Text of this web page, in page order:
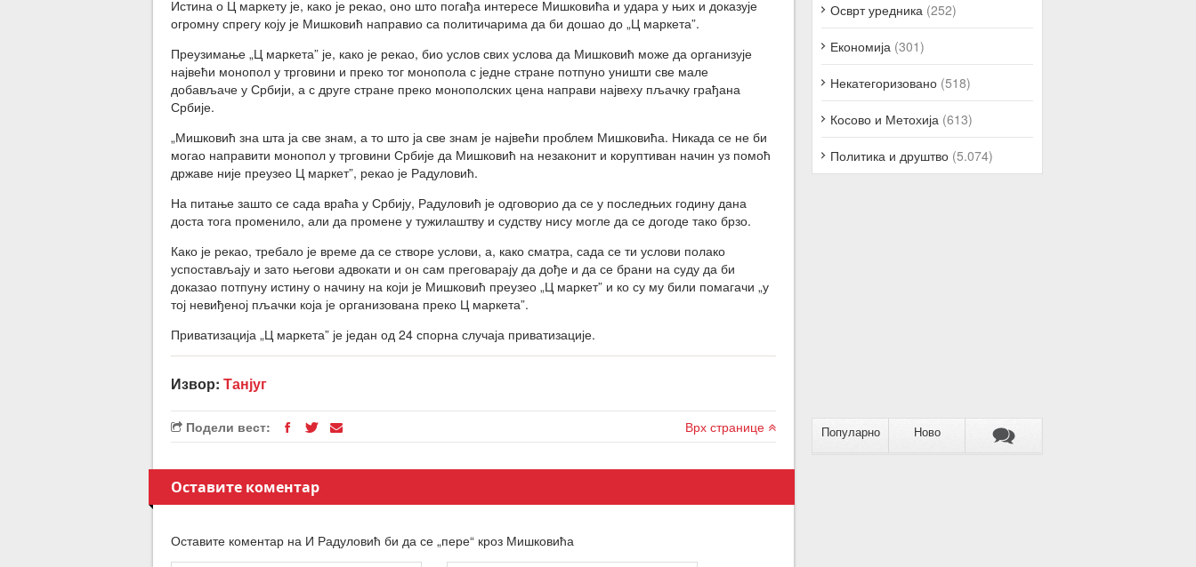
Истина о Ц маркету је, како је рекао, оно што погађа интересе Мишковића и удара у њих и доказује
огромну спрегу коју је Мишковић направио са политичарима да би дошао до „Ц маркета”.
Преузимање „Ц маркета” је, како је рекао, био услов свих услова да Мишковић може да организује
највећи монопол у трговини и преко тог монопола с једне стране потпуно уништи све мале
добављаче у Србији, а с друге стране преко монополских цена направи највеху пљачку грађана
Србије.
„Мишковић зна шта ја све знам, а то што ја све знам је највећи проблем Мишковића. Никада се не би
могао направити монопол у трговини Србије да Мишковић на незаконит и коруптиван начин уз помоћ
државе није преузео Ц маркет”, рекао је Радуловић.
На питање зашто се сада враћа у Србију, Радуловић је одговорио да се у последњих годину дана
доста тога променило, али да промене у тужилаштву и судству нису могле да се догоде тако брзо.
Како је рекао, требало је време да се створе услови, а, како сматра, сада се ти услови полако
успостављају и зато његови адвокати и он сам преговарају да дође и да се брани на суду да би
доказао потпуну истину о начину на који је Мишковић преузео „Ц маркет” и ко су му били помагачи „у
тој невиђеној пљачки која је организована преко Ц маркета”.
Приватизација „Ц маркета” је један од 24 спорна случаја приватизације.
Извор: Танјуг
Подели вест: Врх странице
Оставите коментар
Оставите коментар на И Радуловић би да се „пере“ кроз Мишковића
Осврт уредника (252)
Економија (301)
Некатегоризовано (518)
Косово и Метохија (613)
Политика и друштво (5.074)
Популарно Ново